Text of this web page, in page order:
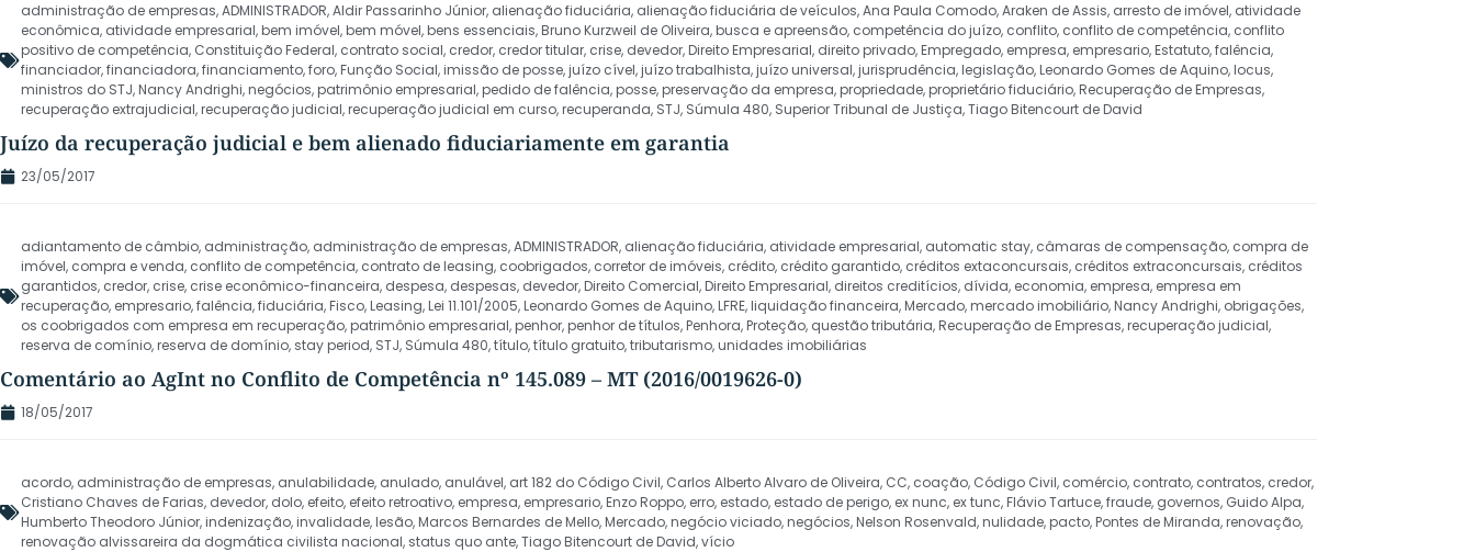
administração de empresas,ADMINISTRADOR,Aldir Passarinho Júnior, alienação fiduciária, alienação fiduciária de veículos,Ana Paula Comodo,Araken de Assis, arresto de imóvel, atividade
econômica, atividade empresarial,bem imóvel,bem móvel,bens essenciais,Bruno Kurzweil de Oliveira,busca e apreensão, competência do juízo, conflito, conflito de competência, conflito
positivo de competência, Constituição Federal, contrato social, credor, credor titular, crise, devedor,Direito Empresarial, direito privado,Empregado, empresa, empresario,Estatuto,falência,
financiador,financiadora,financiamento,foro,Função Social,imissão de posse,juízo cível,juízo trabalhista,juízo universal,jurisprudência,legislação,Leonardo Gomes de Aquino,locus,
ministros do STJ,Nancy Andrighi,negócios,patrimônio empresarial,pedido de falência,posse,preservação da empresa,propriedade,proprietário fiduciário,Recuperação de Empresas,
recuperação extrajudicial,recuperação judicial,recuperação judicial em curso,recuperanda, STJ, Súmula 480, Superior Tribunal de Justiça,Tiago Bitencourt de David
Juízo da recuperação judicial e bem alienado fiduciariamente em garantia
23/05/2017
adiantamento de câmbio, administração, administração de empresas,ADMINISTRADOR, alienação fiduciária, atividade empresarial, automatic stay, câmaras de compensação, compra de
imóvel, compra e venda, conflito de competência, contrato de leasing, coobrigados, corretor de imóveis, crédito, crédito garantido, créditos extaconcursais, créditos extraconcursais, créditos
garantidos, credor, crise, crise econômico-financeira, despesa, despesas, devedor,Direito Comercial,Direito Empresarial, direitos creditícios, dívida, economia, empresa, empresa em
recuperação, empresario,falência,fiduciária,Fisco,Leasing,Lei 11.101/2005,Leonardo Gomes de Aquino,LFRE,liquidação financeira,Mercado,mercado imobiliário,Nancy Andrighi, obrigações,
os coobrigados com empresa em recuperação,patrimônio empresarial,penhor,penhor de títulos,Penhora,Proteção, questão tributária,Recuperação de Empresas,recuperação judicial,
reserva de comínio,reserva de domínio, stay period, STJ, Súmula 480,título,título gratuito,tributarismo,unidades imobiliárias
Comentário ao AgInt no Conflito de Competência nº 145.089 – MT (2016/0019626-0)
18/05/2017
acordo, administração de empresas, anulabilidade, anulado, anulável, art 182 do Código Civil, Carlos Alberto Alvaro de Oliveira, CC, coação, Código Civil, comércio, contrato, contratos, credor,
Cristiano Chaves de Farias, devedor, dolo, efeito, efeito retroativo, empresa, empresario,Enzo Roppo, erro, estado, estado de perigo, ex nunc, ex tunc,Flávio Tartuce,fraude, governos, Guido Alpa,
Humberto Theodoro Júnior,indenização,invalidade,lesão,Marcos Bernardes de Mello,Mercado,negócio viciado,negócios,Nelson Rosenvald,nulidade,pacto,Pontes de Miranda,renovação,
renovação alvissareira da dogmática civilista nacional, status quo ante,Tiago Bitencourt de David,vício